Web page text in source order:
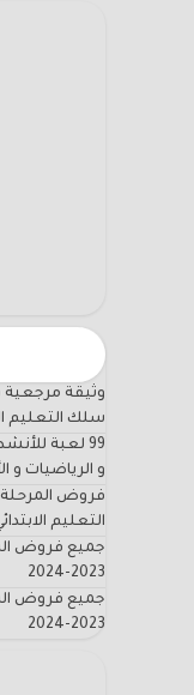
وثيقة مرجعية
سلك التعليم
99 لعبة
و الرياضيات و
فروض المرحلة
التعليم الابتدائي 2023-
جميع فروض
2023-2024
جميع فروض
2023-2024